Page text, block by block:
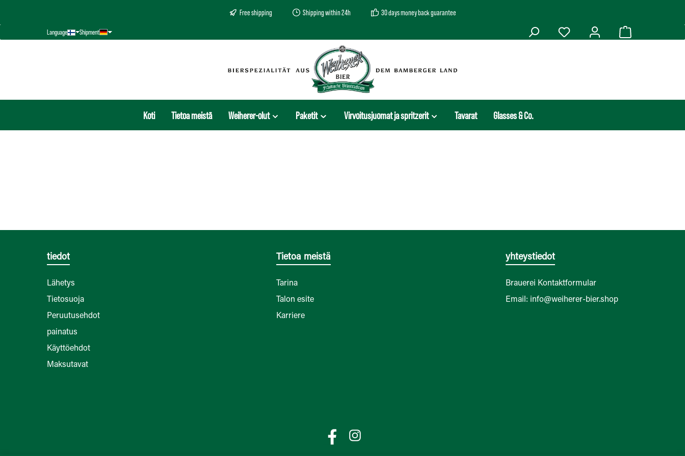
Free shipping Shipping within 24h 30 days money back guarantee
Language Shipment
Koti Tietoa meistä Weiherer-olut Paketit Virvoitusjuomat ja spritzerit Tavarat Glasses & Co.
tiedot
Lähetys
Tietosuoja
Peruutusehdot
painatus
Käyttöehdot
Maksutavat
Tietoa meistä
Tarina
Talon esite
Karriere
yhteystiedot
Brauerei Kontaktformular
Email: info@weiherer-bier.shop
FacebookInstagram